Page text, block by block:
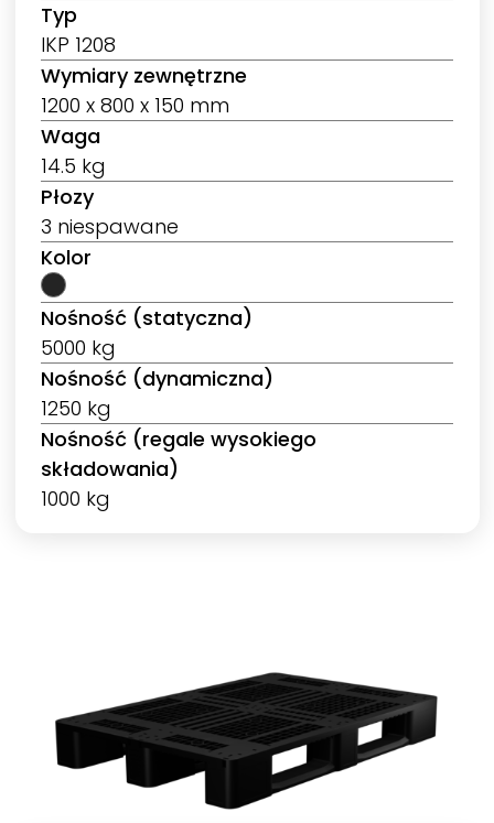
Typ
IKP 1208
Wymiary zewnętrzne
1200 x 800 x 150 mm
Waga
14.5 kg
Płozy
3 niespawane
Kolor
Nośność (statyczna)
5000 kg
Nośność (dynamiczna)
1250 kg
Nośność (regale wysokiego
składowania)
1000 kg